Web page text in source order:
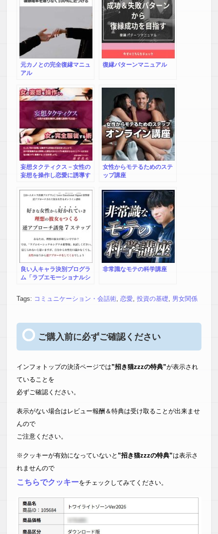
元カノとの完全復縁マニュ
アル
復縁パターンマニュアル
妄想タクティクス－女性の
妄想を操作し恋愛に誘導す
女性からモテるためのステ
ップ講座
良い人キャラ決別プログラ
ム「ラブエモーショナルシ
非常識なモテの科学講座
Tags: コミュニケーション・会話術, 恋愛, 投資の基礎, 男女関係
ご購入前に必ずご確認ください
インフォトップの決済ページでは”招き猫zzzの特典”が表示され
ていることを
必ずご確認ください。
表示がない場合はレビュー報酬＆特典は受け取ることが出来ませ
んので
ご注意ください。
※クッキーが有効になっていないと ”招き猫zzzの特典”は表示さ
れませんので
こちらでクッキーをチェックしてみてください。